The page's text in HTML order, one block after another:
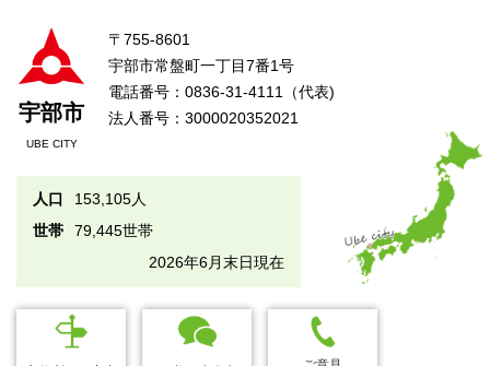
宇部市
UBE CITY
〒755-8601
宇部市常盤町一丁目7番1号
電話番号：0836-31-4111（代表)
法人番号：3000020352021
人口
153,105人
世帯
79,445世帯
2026年6月末日現在